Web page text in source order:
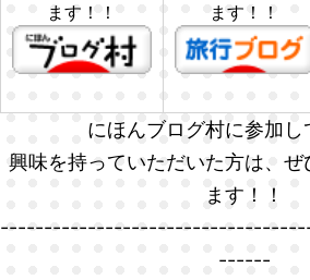
ます！！
ます！！
にほんブログ村に参加し
興味を持っていただいた方は、ぜ
ます！！
------